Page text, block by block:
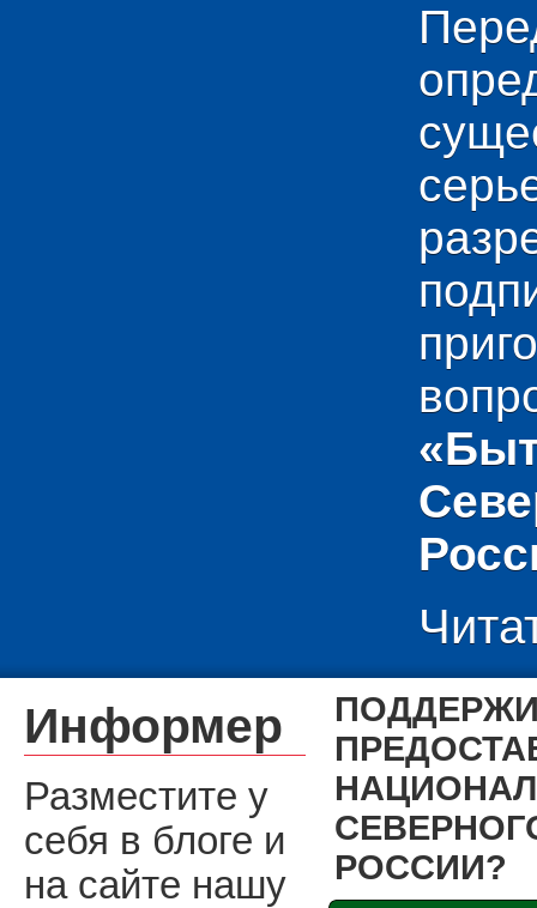
РОССИИ?
Информер
Разместите у
себя в блоге и
на сайте нашу